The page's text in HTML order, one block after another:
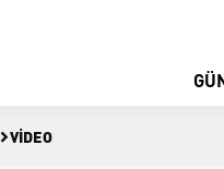
VIDEO